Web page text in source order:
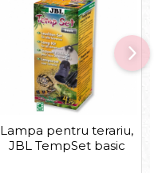
Lampa pentru terariu,
JBL TempSet basic